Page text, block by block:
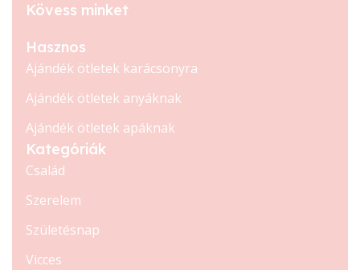
Kövess minket
Hasznos
Ajándék ötletek karácsonyra
Ajándék ötletek anyáknak
Ajándék ötletek apáknak
Kategóriák
Család
Szerelem
Születésnap
Vicces